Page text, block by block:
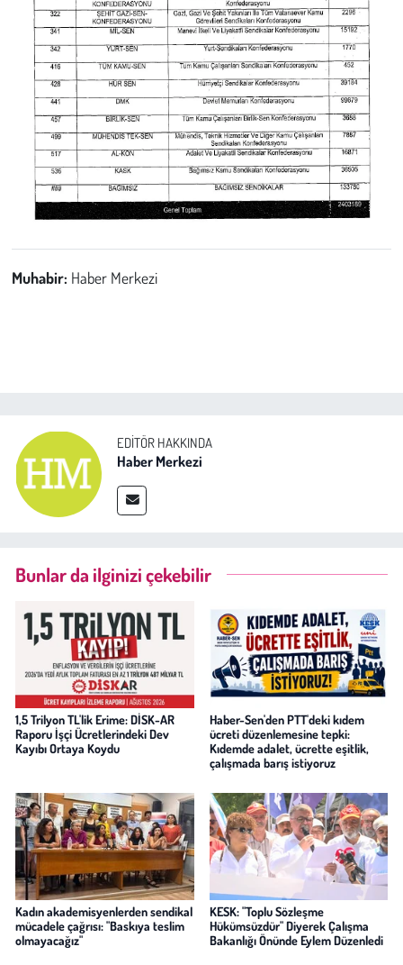
Muhabir: Haber Merkezi
EDITÖR HAKKINDA
Haber Merkezi
Bunlar da ilginizi çekebilir
1,5 Trilyon TL'lik Erime: DİSK-AR
Raporu İşçi Ücretlerindeki Dev
Kayıbı Ortaya Koydu
Haber-Sen'den PTT'deki kıdem
ücreti düzenlemesine tepki:
Kıdemde adalet, ücrette eşitlik,
çalışmada barış istiyoruz
Kadın akademisyenlerden sendikal
mücadele çağrısı: "Baskıya teslim
olmayacağız"
KESK: "Toplu Sözleşme
Hükümsüzdür" Diyerek Çalışma
Bakanlığı Önünde Eylem Düzenledi